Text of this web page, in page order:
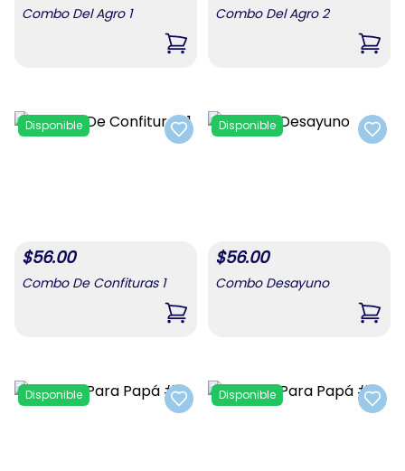
Combo Del Agro 1
,Combo Del Agro 1
Combo Del Agro 2
,
Add to favorites
Disponible
$56.00
Combo De Confituras 1
,Combo De Confituras 1
Add
Disponible
$56.00
Combo Desayuno
,
Add to favorites
Disponible
Add
Disponible